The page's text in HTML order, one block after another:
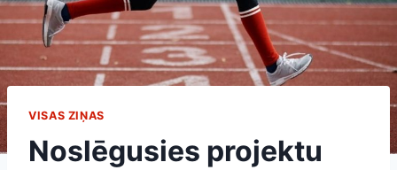
VISAS ZIŅAS
Noslēgusies projektu